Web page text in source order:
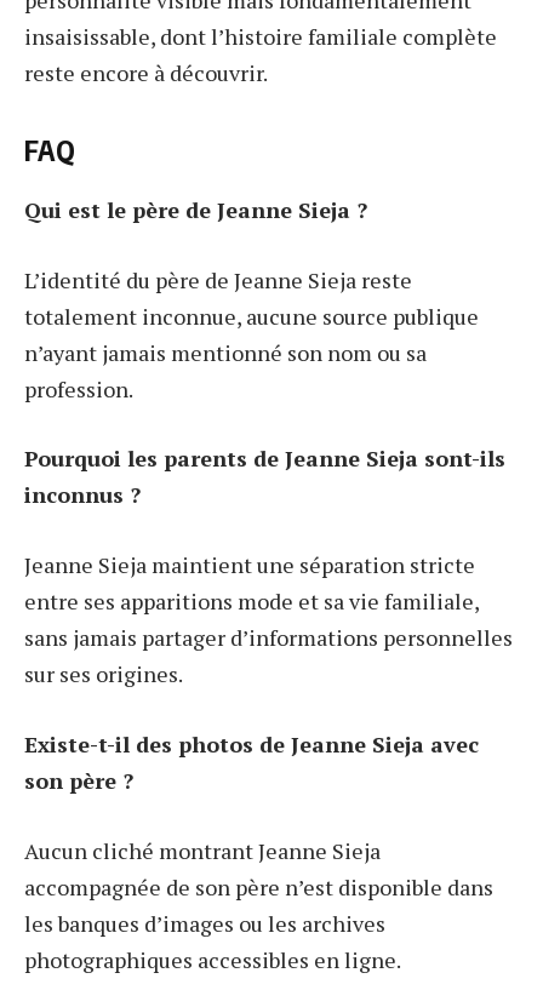
insaisissable, dont l’histoire familiale complète
reste encore à découvrir.
FAQ
Qui est le père de Jeanne Sieja ?
L’identité du père de Jeanne Sieja reste
totalement inconnue, aucune source publique
n’ayant jamais mentionné son nom ou sa
profession.
Pourquoi les parents de Jeanne Sieja sont-ils
inconnus ?
Jeanne Sieja maintient une séparation stricte
entre ses apparitions mode et sa vie familiale,
sans jamais partager d’informations personnelles
sur ses origines.
Existe-t-il des photos de Jeanne Sieja avec
son père ?
Aucun cliché montrant Jeanne Sieja
accompagnée de son père n’est disponible dans
les banques d’images ou les archives
photographiques accessibles en ligne.